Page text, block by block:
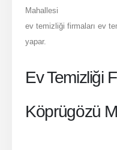
Mahallesi
ev temizliği firmaları ev
yapar.
Ev Temizliği
Köprügözü